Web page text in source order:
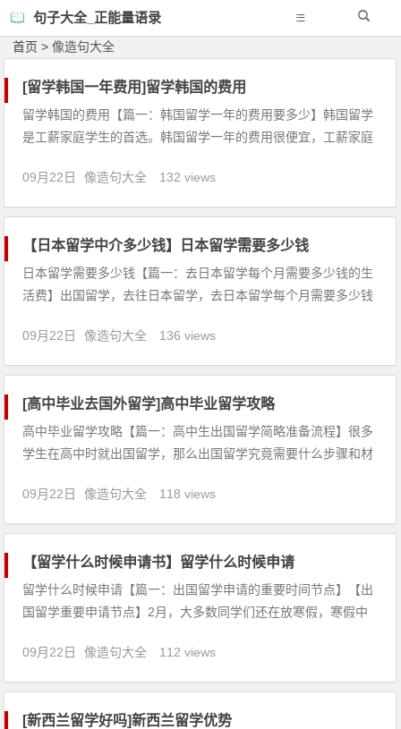
句子大全_正能量语录
首页 >像造句大全
[留学韩国一年费用]留学韩国的费用
留学韩国的费用【篇一：韩国留学一年的费用要多少】韩国留学
是工薪家庭学生的首选。韩国留学一年的费用很便宜，工薪家庭
费用家里支付的费用就很少。韩国首尔地区根据大学不同学费也
会有所不同，选择专业也很重要。第一年费用会稍微高一点。大
09月22日 像造句大全 132 views
【日本留学中介多少钱】日本留学需要多少钱
日本留学需要多少钱【篇一：去日本留学每个月需要多少钱的生
活费】出国留学，去往日本留学，去日本留学每个月需要多少钱
学，而日本东京就是最大留学热门地区。作为世界上生活物价水
平最高的都市之一，在东京合理消费支出情况下，留学生满足基
09月22日 像造句大全 136 views
[高中毕业去国外留学]高中毕业留学攻略
高中毕业留学攻略【篇一：高中生出国留学简略准备流程】很多
学生在高中时就出国留学，那么出国留学究竟需要什么步骤和材
呢？中国高中生去美国读本科应该分为如下几个步骤进行：一、
参加标准化考试去美国读本科的标准化考试包括两部分，一是
09月22日 像造句大全 118 views
【留学什么时候申请书】留学什么时候申请
留学什么时候申请【篇一：出国留学申请的重要时间节点】【出
国留学重要申请节点】2月，大多数同学们还在放寒假，寒假中
者社会实践活动等。同学们可根据情况做出适合自己的选择。3
月-6月，申请2015年春季或者秋季入学的同学应参加想要申请院
09月22日 像造句大全 112 views
[新西兰留学好吗]新西兰留学优势